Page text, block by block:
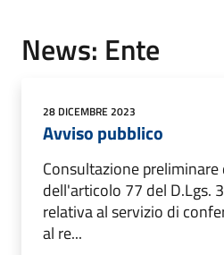
News: Ente
28 DICEMBRE 2023
Avviso pubblico
Consultazione
dell'articolo 77 del D.Lgs.
relativa al servizio di
al re...